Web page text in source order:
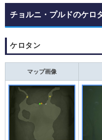
チョルニ・プルドのケロ
ケロタン
マップ画像